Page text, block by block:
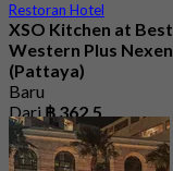
Restoran Hotel
XSO Kitchen at Best
Western Plus Nexen
(Pattaya)
Baru
Dari฿ 362.5